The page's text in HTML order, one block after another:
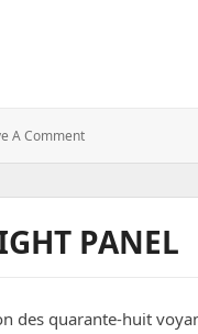
A Comment: Fabrication
D’alarme
PANEL
des quarante-huit